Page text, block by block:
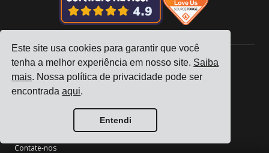
Este site usa cookies para garantir que você
tenha a melhor experiência em nosso site. Saiba
mais. Nossa política de privacidade pode ser
encontradaaqui.
Entendi
Empresa
Histórias de Clientes
Contate-nos